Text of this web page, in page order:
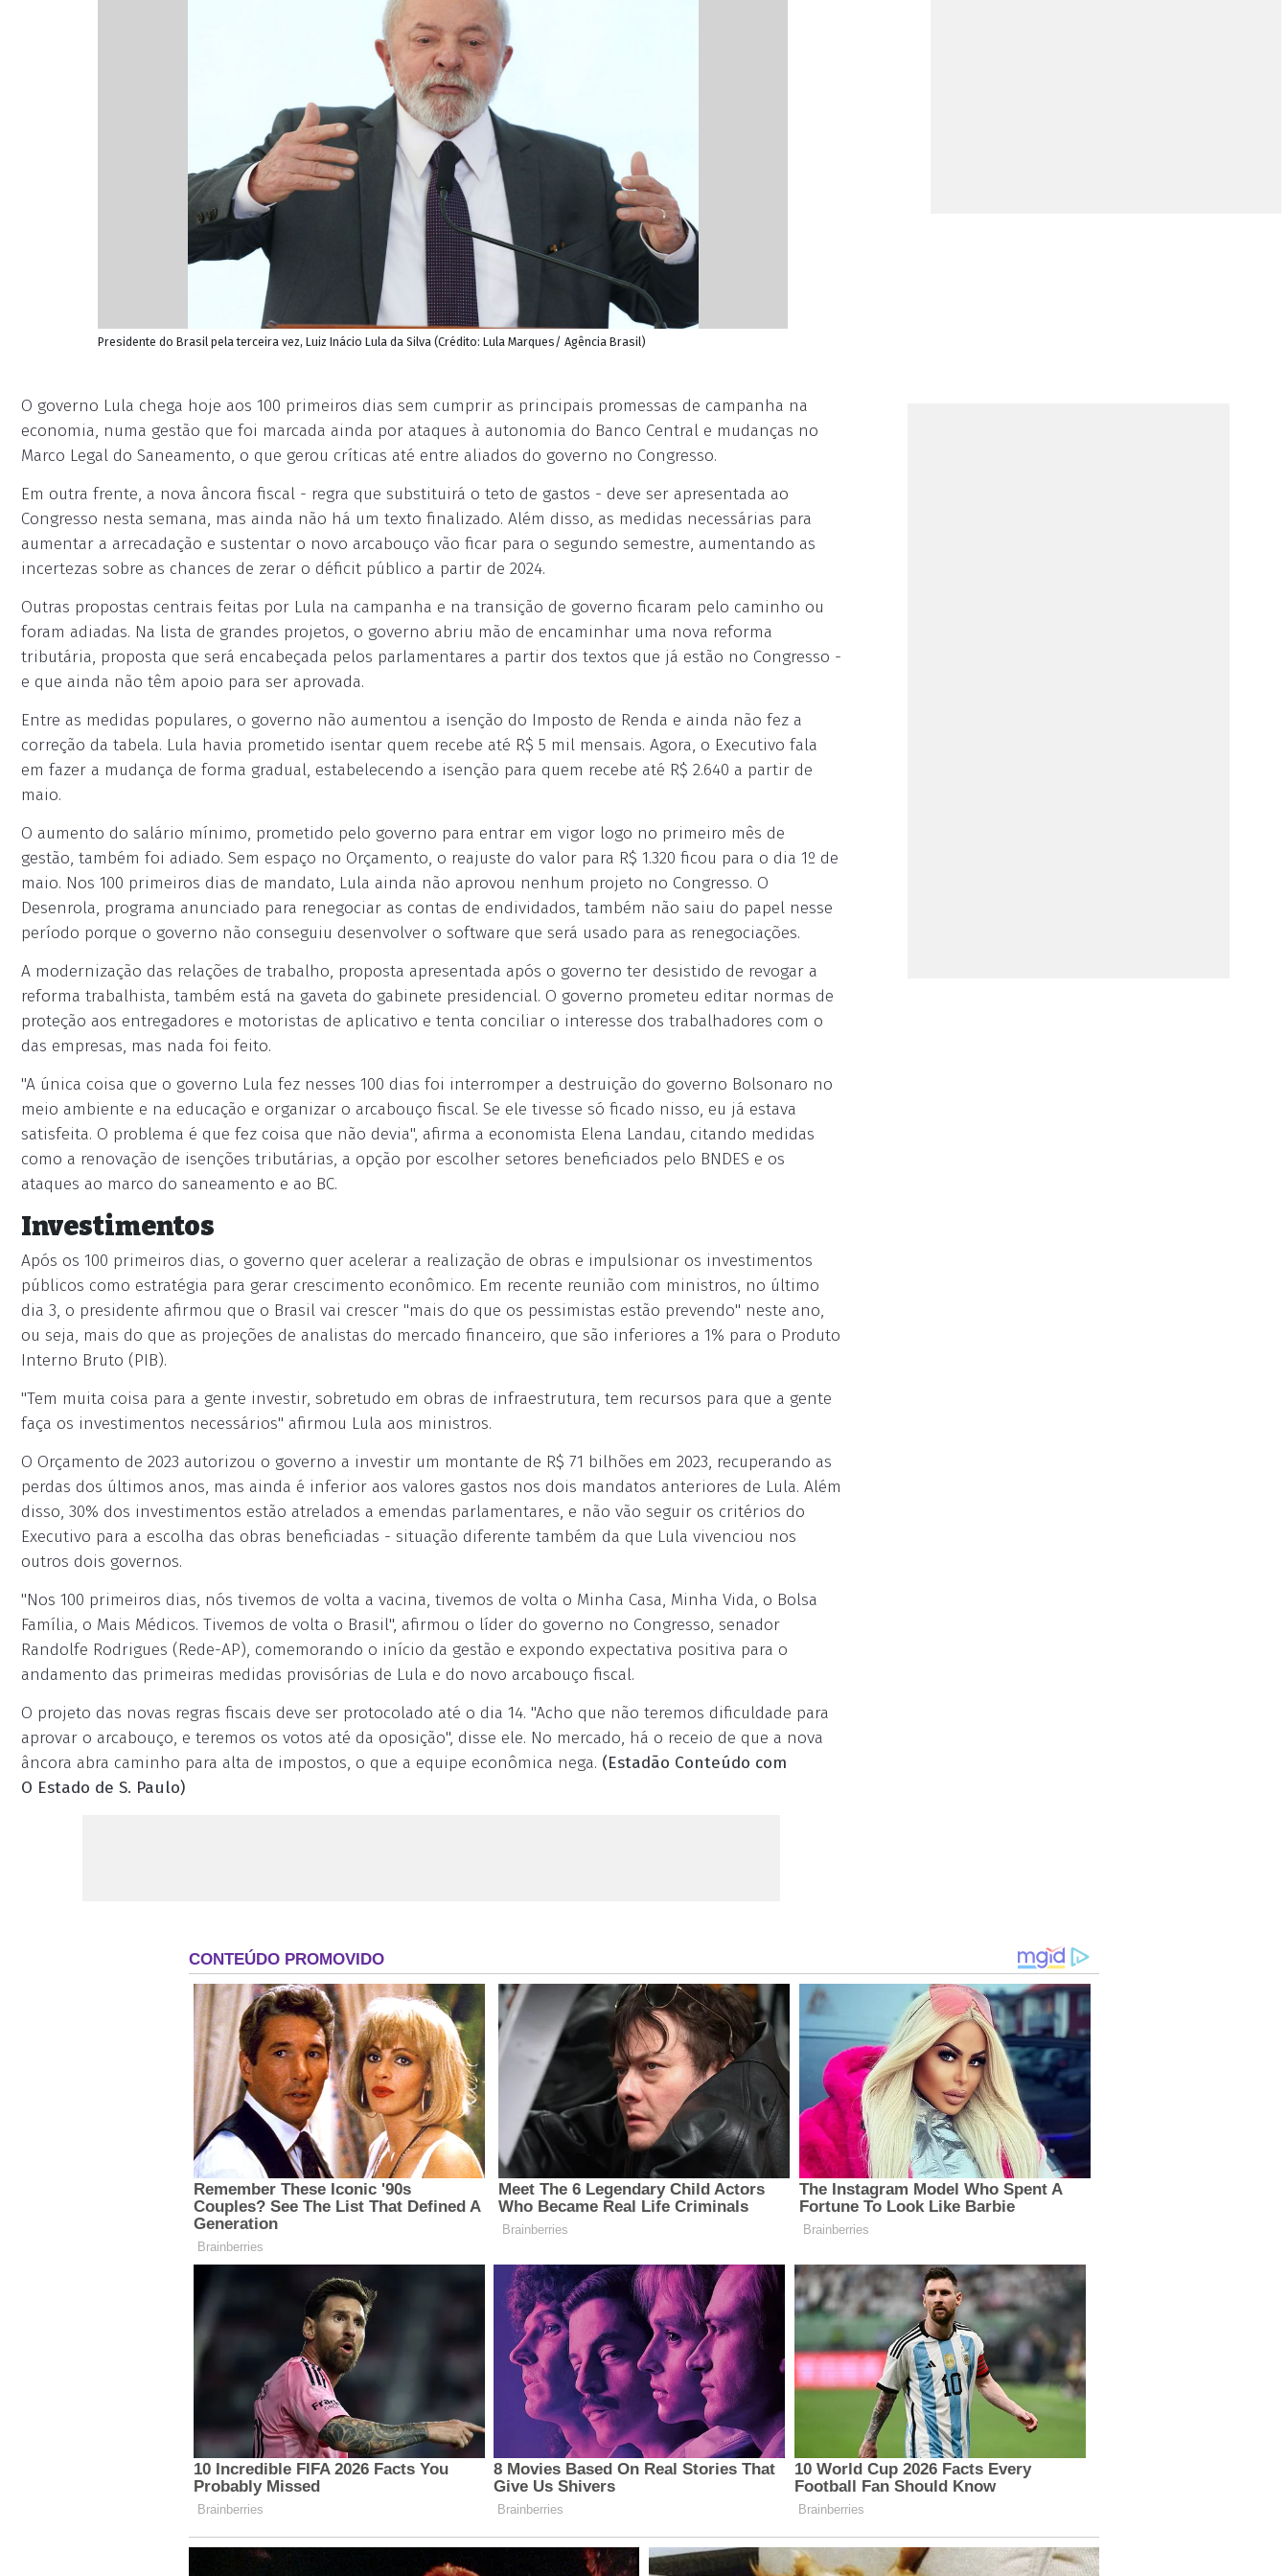
Presidente do Brasil pela terceira vez, Luiz Inácio Lula da Silva (Crédito: Lula Marques/ Agência Brasil)
O governo Lula chega hoje aos 100 primeiros dias sem cumprir as principais promessas de campanha na
economia, numa gestão que foi marcada ainda por ataques à autonomia do Banco Central e mudanças no
Marco Legal do Saneamento, o que gerou críticas até entre aliados do governo no Congresso.
Em outra frente, a nova âncora fiscal - regra que substituirá o teto de gastos - deve ser apresentada ao
Congresso nesta semana, mas ainda não há um texto finalizado. Além disso, as medidas necessárias para
aumentar a arrecadação e sustentar o novo arcabouço vão ficar para o segundo semestre, aumentando as
incertezas sobre as chances de zerar o déficit público a partir de 2024.
Outras propostas centrais feitas por Lula na campanha e na transição de governo ficaram pelo caminho ou
foram adiadas. Na lista de grandes projetos, o governo abriu mão de encaminhar uma nova reforma
tributária, proposta que será encabeçada pelos parlamentares a partir dos textos que já estão no Congresso -
e que ainda não têm apoio para ser aprovada.
Entre as medidas populares, o governo não aumentou a isenção do Imposto de Renda e ainda não fez a
correção da tabela. Lula havia prometido isentar quem recebe até R$ 5 mil mensais. Agora, o Executivo fala
em fazer a mudança de forma gradual, estabelecendo a isenção para quem recebe até R$ 2.640 a partir de
maio.
O aumento do salário mínimo, prometido pelo governo para entrar em vigor logo no primeiro mês de
gestão, também foi adiado. Sem espaço no Orçamento, o reajuste do valor para R$ 1.320 ficou para o dia 1º de
maio. Nos 100 primeiros dias de mandato, Lula ainda não aprovou nenhum projeto no Congresso. O
Desenrola, programa anunciado para renegociar as contas de endividados, também não saiu do papel nesse
período porque o governo não conseguiu desenvolver o software que será usado para as renegociações.
A modernização das relações de trabalho, proposta apresentada após o governo ter desistido de revogar a
reforma trabalhista, também está na gaveta do gabinete presidencial. O governo prometeu editar normas de
proteção aos entregadores e motoristas de aplicativo e tenta conciliar o interesse dos trabalhadores com o
das empresas, mas nada foi feito.
"A única coisa que o governo Lula fez nesses 100 dias foi interromper a destruição do governo Bolsonaro no
meio ambiente e na educação e organizar o arcabouço fiscal. Se ele tivesse só ficado nisso, eu já estava
satisfeita. O problema é que fez coisa que não devia", afirma a economista Elena Landau, citando medidas
como a renovação de isenções tributárias, a opção por escolher setores beneficiados pelo BNDES e os
ataques ao marco do saneamento e ao BC.
Investimentos
Após os 100 primeiros dias, o governo quer acelerar a realização de obras e impulsionar os investimentos
públicos como estratégia para gerar crescimento econômico. Em recente reunião com ministros, no último
dia 3, o presidente afirmou que o Brasil vai crescer "mais do que os pessimistas estão prevendo" neste ano,
ou seja, mais do que as projeções de analistas do mercado financeiro, que são inferiores a 1% para o Produto
Interno Bruto (PIB).
"Tem muita coisa para a gente investir, sobretudo em obras de infraestrutura, tem recursos para que a gente
faça os investimentos necessários" afirmou Lula aos ministros.
O Orçamento de 2023 autorizou o governo a investir um montante de R$ 71 bilhões em 2023, recuperando as
perdas dos últimos anos, mas ainda é inferior aos valores gastos nos dois mandatos anteriores de Lula. Além
disso, 30% dos investimentos estão atrelados a emendas parlamentares, e não vão seguir os critérios do
Executivo para a escolha das obras beneficiadas - situação diferente também da que Lula vivenciou nos
outros dois governos.
"Nos 100 primeiros dias, nós tivemos de volta a vacina, tivemos de volta o Minha Casa, Minha Vida, o Bolsa
Família, o Mais Médicos. Tivemos de volta o Brasil", afirmou o líder do governo no Congresso, senador
Randolfe Rodrigues (Rede-AP), comemorando o início da gestão e expondo expectativa positiva para o
andamento das primeiras medidas provisórias de Lula e do novo arcabouço fiscal.
O projeto das novas regras fiscais deve ser protocolado até o dia 14. "Acho que não teremos dificuldade para
aprovar o arcabouço, e teremos os votos até da oposição", disse ele. No mercado, há o receio de que a nova
âncora abra caminho para alta de impostos, o que a equipe econômica nega. (Estadão Conteúdo com
O Estado de S. Paulo)